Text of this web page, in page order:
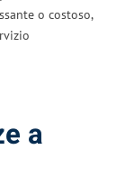
o costoso,
a